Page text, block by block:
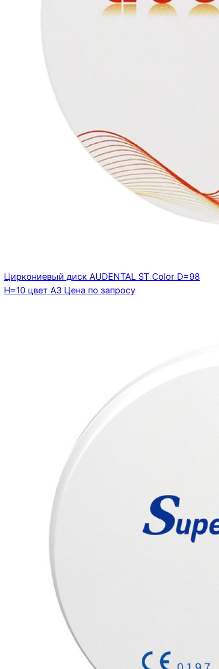
Циркониевый диск AUDENTAL ST Color D=98
H=10 цвет A3 Цена по запросу